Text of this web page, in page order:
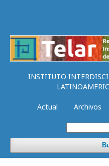
INSTITUTO
Actual Archivos